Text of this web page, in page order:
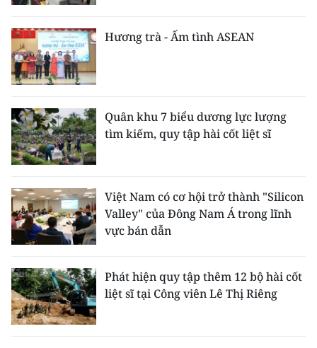
Hương trà - Ấm tình ASEAN
Quân khu 7 biểu dương lực lượng
tìm kiếm, quy tập hài cốt liệt sĩ
Việt Nam có cơ hội trở thành "Silicon
Valley" của Đông Nam Á trong lĩnh
vực bán dẫn
Phát hiện quy tập thêm 12 bộ hài cốt
liệt sĩ tại Công viên Lê Thị Riêng